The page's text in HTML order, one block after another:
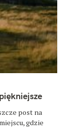
post na
gdzie